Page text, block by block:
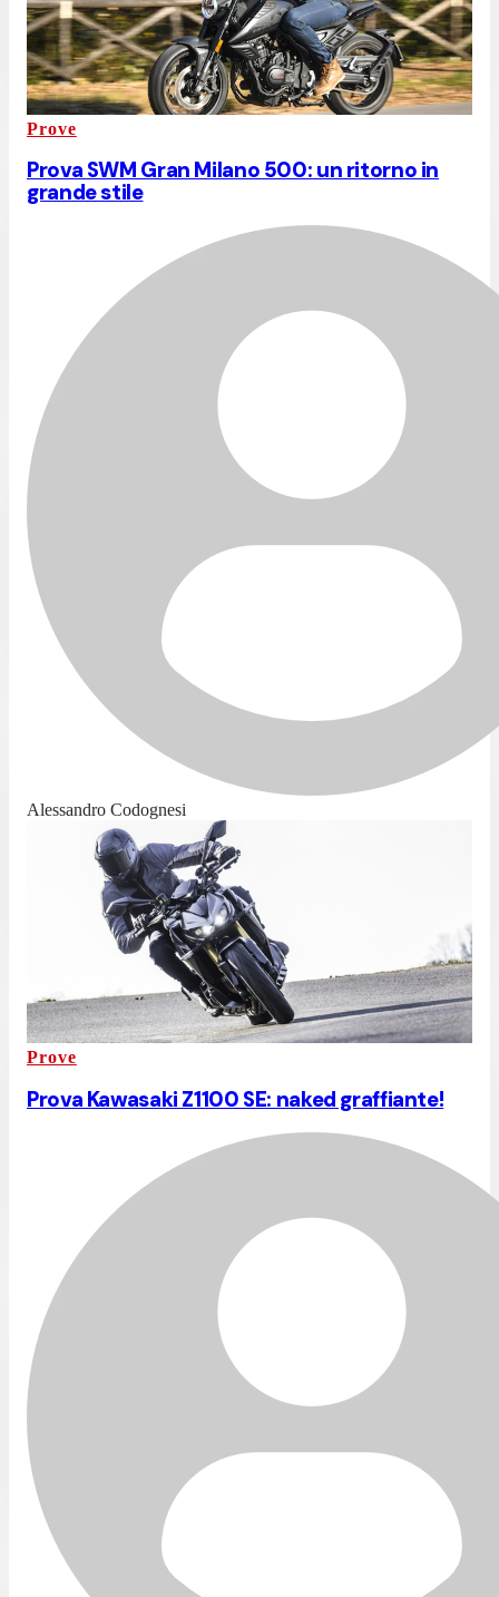
Prove
Prova SWM Gran Milano 500: un ritorno in
grande stile
Alessandro Codognesi
Prove
Prova Kawasaki Z1100 SE: naked graffiante!